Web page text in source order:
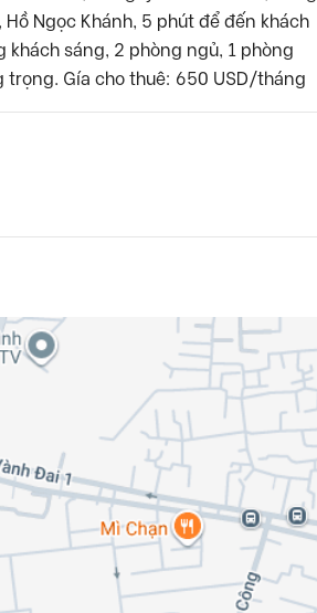
Ngọc Khánh, 5 phút để đến khách
khách sáng, 2 phòng ngủ, 1 phòng
Gía cho thuê: 650 USD/tháng